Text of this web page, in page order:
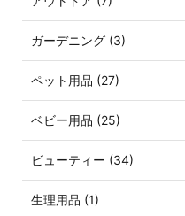
ガーデニング (3)
ペット用品 (27)
ベビー用品 (25)
ビューティー (34)
生理用品 (1)